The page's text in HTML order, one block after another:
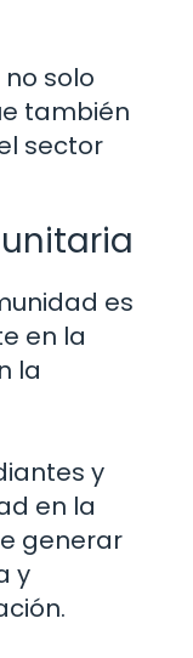
solo
también
sector
es
en la
la
y
en la
generar
y